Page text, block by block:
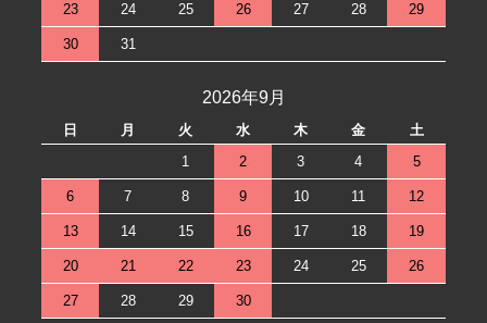
23 24 25 26 27 28 29
30 31
2026年9月
日 月 火 水 木 金
土
1
2 3 4 5
6 7 8 9 10 11 12
13 14 15 16 17 18 19
20 21 22 23 24 25 26
27 28 29 30